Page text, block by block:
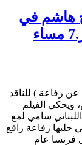
هاشم في
عن رفاعة ) للناقد
الفيلم
اللبناني سامي لمع
جلبها رفاعة رافع
فرنسا عام